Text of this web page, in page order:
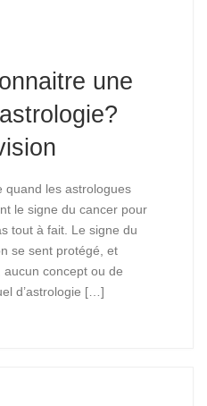
une
quand les astrologues
le signe du cancer pour
tout à fait. Le signe du
se sent protégé, et
concept ou de
d’astrologie […]